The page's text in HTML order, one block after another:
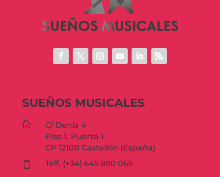
SUEÑOS MUSICALES

C/ Denia 4
Piso 1. Puerta 1
CP 12100 Castellón (España)

Telf. (+34) 645 890 065